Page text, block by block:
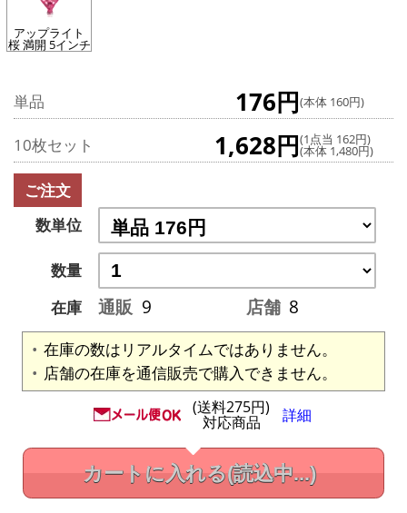
アップライト
桜 満開 5インチ
単品 176円(本体 160円)
10枚セット 1,628円(1点当 162円)
(本体 1,480円)
ご注文
数単位
数量
在庫
通販 9 店舗 8
在庫の数はリアルタイムではありません。
店舗の在庫を通信販売で購入できません。
(送料275円)
対応商品 詳細
カートに入れる(読込中...)